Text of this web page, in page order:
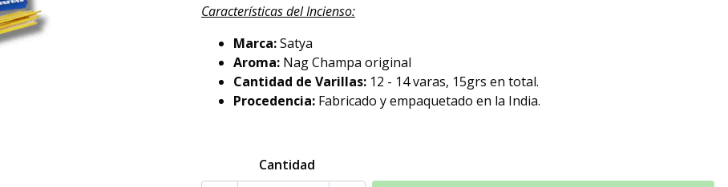
Características del Incienso:
Marca:Satya
Aroma: Nag Champa original
Cantidad de Varillas: 12 - 14 varas, 15grs en total.
Procedencia: Fabricado y empaquetado en la India.
Cantidad